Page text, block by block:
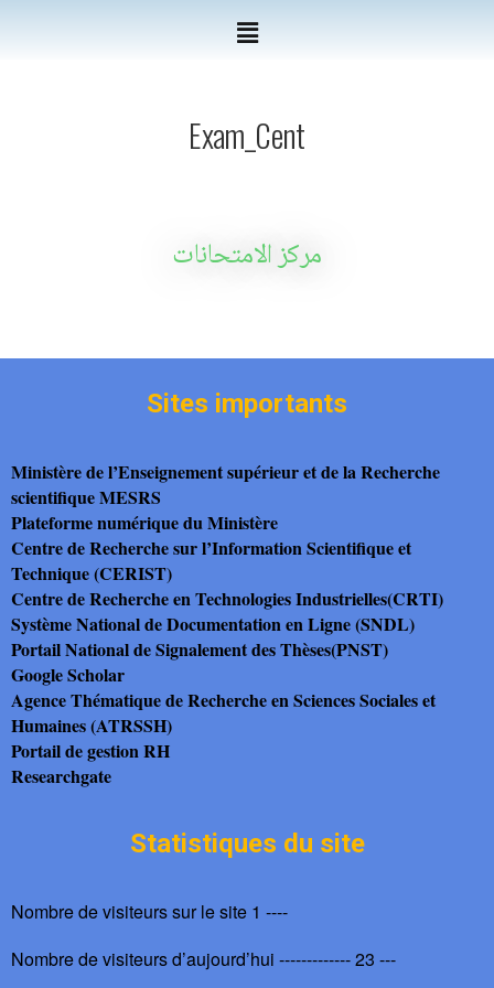
Exam_Cent
مركز الامتحانات
Sites importants
Ministère de l’Enseignement supérieur et de la Recherche
scientifique MESRS
Plateforme numérique du Ministère
Centre de Recherche sur l’Information Scientifique et
Technique (CERIST)
Centre de Recherche en Technologies Industrielles(CRTI)
Système National de Documentation en Ligne (SNDL)
Portail National de Signalement des Thèses(PNST)
Google Scholar
Agence Thématique de Recherche en Sciences Sociales et
Humaines (ATRSSH)
Portail de gestion RH
Researchgate
Statistiques du site
Nombre de visiteurs sur le site 1 ----
Nombre de visiteurs d’aujourd’hui ------------- 23 ---